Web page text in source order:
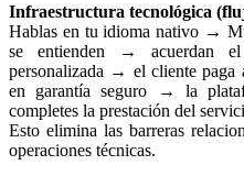
Infraestructura tecnológica
Hablas en tu idioma nativo →
se entienden → acuerdan
personalizada → el cliente paga
en garantía seguro → la
completes la prestación del
Esto elimina las barreras
operaciones técnicas.